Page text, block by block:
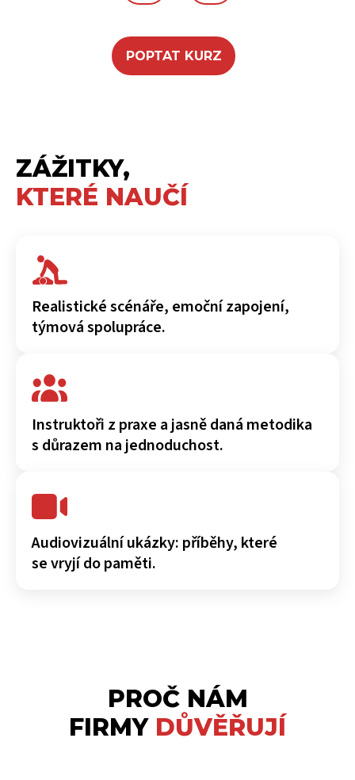
POPTAT KURZ
ZÁŽITKY,
KTERÉ NAUČÍ
Realistické scénáře, emoční zapojení,
týmová spolupráce.
Instruktoři z praxe a jasně daná metodika
s důrazem na jednoduchost.
Audiovizuální ukázky: příběhy, které
se vryjí do paměti.
PROČ NÁM
FIRMYDŮVĚŘUJÍ